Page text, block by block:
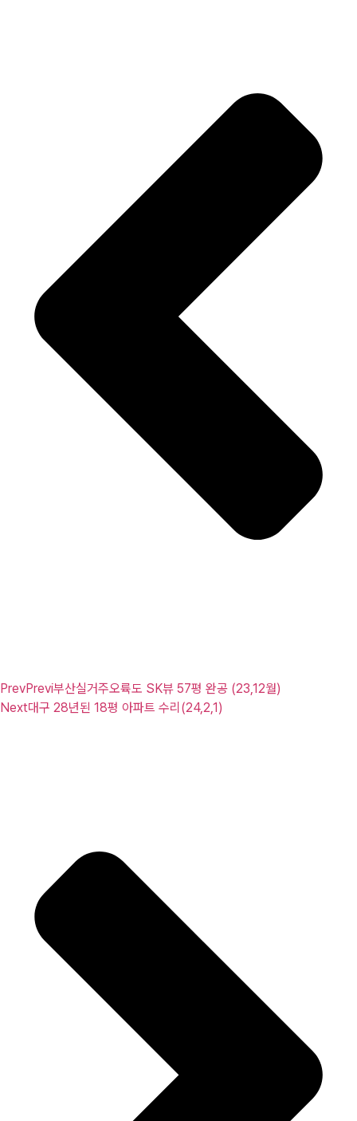
PrevPrevi부산실거주오륙도 SK뷰 57평 완공 (23,12월)
Next대구 28년된 18평 아파트 수리(24,2,1)